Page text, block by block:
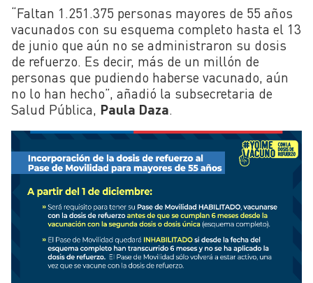
“Faltan 1.251.375 personas mayores de 55 años
vacunados con su esquema completo hasta el 13
de junio que aún no se administraron su dosis
de refuerzo. Es decir, más de un millón de
personas que pudiendo haberse vacunado, aún
no lo han hecho”, añadió la subsecretaria de
Salud Pública, Paula Daza.